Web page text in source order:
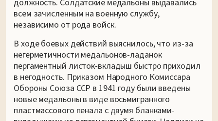
должность. Солдатские медальоны выдавались
всем зачисленным на военную службу,
независимо от рода войск.
В ходе боевых действий выяснилось, что из-за
негерметичности медальонов-ладанок
пергаментный листок-вкладыш быстро приходил
в негодность. Приказом Народного Комиссара
Обороны Союза ССР в 1941 году были введены
новые медальоны в виде восьмигранного
пластмассового пенала с двумя бланками-